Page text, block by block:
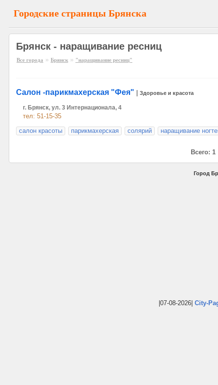
Городские страницы Брянска
Брянск - наращивание ресниц
Все города » Брянск » "наращивание ресниц"
Салон -парикмахерская "Фея" Здоровье и красота
г. Брянск, ул. 3 Интернационала, 4
тел: 51-15-35
салон красоты
парикмахерская солярий наращивание
Всего: 1
Город
|07-08-2026| City-